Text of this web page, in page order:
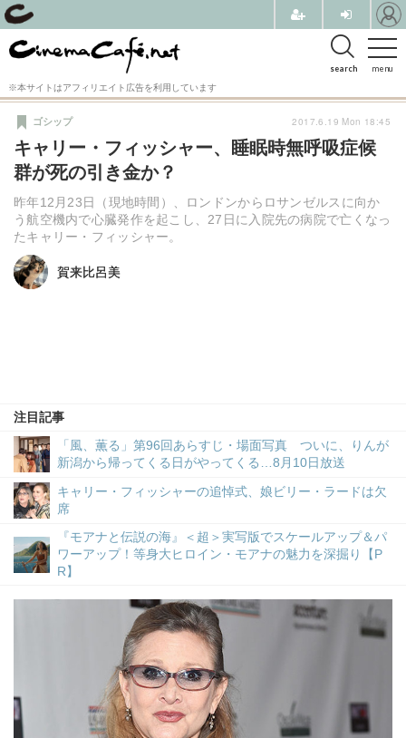
menu
search
※本サイトはアフィリエイト広告を利用しています
キャリー・フィッシャー、睡眠時無呼吸症候
群が死の引き金か？
昨年12月23日（現地時間）、ロンドンからロサンゼルスに向か
う航空機内で心臓発作を起こし、27日に入院先の病院で亡くなっ
たキャリー・フィッシャー。
ゴシップ
賀来比呂美
賀来比呂美
注目記事
「風、薫る」第96回あらすじ・場面写真 ついに、りんが
新潟から帰ってくる日がやってくる…8月10日放送
キャリー・フィッシャーの追悼式、娘ビリー・ラードは欠
席
『モアナと伝説の海』＜超＞実写版でスケールアップ＆パ
ワーアップ！等身大ヒロイン・モアナの魅力を深掘り【P
R】
2017.6.19 Mon 18:45